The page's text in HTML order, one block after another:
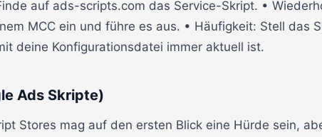
auf ads-scripts.com das Service-Skript. •
MCC ein und führe es aus. • Häufigkeit: Stell das
deine Konfigurationsdatei immer aktuell ist.
Ads Skripte)
Stores mag auf den ersten Blick eine Hürde sein,